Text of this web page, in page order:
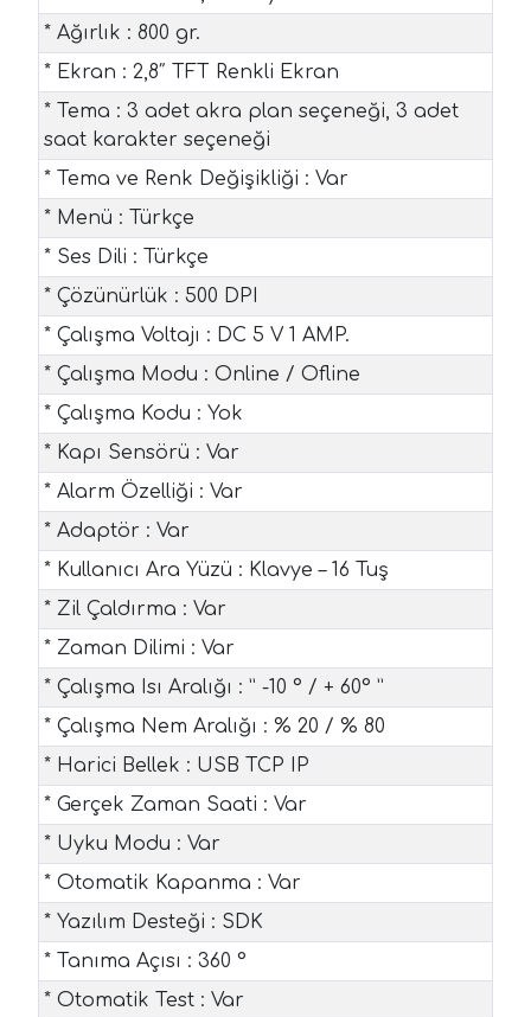
* Ağırlık : 800 gr.
* Ekran : 2,8″ TFT Renkli Ekran
* Tema : 3 adet akra plan seçeneği, 3 adet
saat karakter seçeneği
* Tema ve Renk Değişikliği : Var
* Menü : Türkçe
* Ses Dili : Türkçe
* Çözünürlük : 500 DPI
* Çalışma Voltajı : DC 5 V 1 AMP.
* Çalışma Modu : Online / Ofline
* Çalışma Kodu : Yok
* Kapı Sensörü : Var
* Alarm Özelliği : Var
* Adaptör : Var
* Kullanıcı Ara Yüzü : Klavye – 16 Tuş
* Zil Çaldırma : Var
* Zaman Dilimi : Var
* Çalışma Isı Aralığı : ” -10 ° / + 60° ”
* Çalışma Nem Aralığı : % 20 / % 80
* Harici Bellek : USB TCP IP
* Gerçek Zaman Saati : Var
* Uyku Modu : Var
* Otomatik Kapanma : Var
* Yazılım Desteği : SDK
* Tanıma Açısı : 360 °
* Otomatik Test : Var